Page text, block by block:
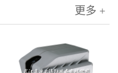
更多 +